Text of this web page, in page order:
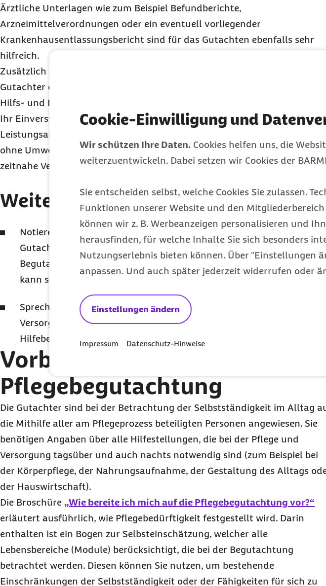
Cookie-Einwilligung und
Wir schützen Ihre Daten. Cookies helfen uns, die
weiterzuentwickeln. Dabei setzen wir Cookies der
Sie entscheiden selbst, welche Cookies Sie zulassen.
Funktionen unserer Website und den
können wir z. B. Werbeanzeigen personalisieren und
herausfinden, für welche Inhalte Sie sich besonders
Nutzungserlebnis bieten können. Über "Einstellungen
anpassen. Und auch später jederzeit widerrufen oder
Einstellungen ändern
Impressum Datenschutz-Hinweise
Ärztliche Unterlagen wie zum Beispiel Befundberichte,
Arzneimittelverordnungen oder ein eventuell vorliegender
Krankenhausentlassungsbericht sind für das Gutachten ebenfalls sehr
hilfreich.
Zusätzlich zur Feststellung, ob Pflegebedürftigkeit vorliegt, gibt der
Gutachter eine Empfehlung für die Bereiche Prävention, Rehabilitation,
Hilfs- und Pflegehilfsmittel.
Ihr Einverständnis vorausgesetzt kann diese Empfehlung direkt als
Leistungsantrag gesehen werden. Erforderliche Leistungen werden dann
ohne Umwege beantragt, und Ihre Barmer kann eine optimale und
zeitnahe Versorgung sicherstellen.
Weitere Tipps und Hinweise
Notieren Sie vorab Fragen, die Ihnen wichtig sind. Auch wenn die
Gutachter um einen entspannten Umgang bemüht ist: Eine
Begutachtungssituation ist immer ungewohnt und in der Aufregung
kann schnell etwas vergessen werden.
Sprechen Sie während der Begutachtung Probleme bei der
Versorgung und Pflege an. Verharmlosen oder beschönigen Sie Ihren
Hilfebedarf nicht!
Vorbereitung auf die
Pflegebegutachtung
Die Gutachter sind bei der Betrachtung der Selbstständigkeit im Alltag
die Mithilfe aller am Pflegeprozess beteiligten Personen angewiesen. Sie
benötigen Angaben über alle Hilfestellungen, die bei der Pflege und
Versorgung tagsüber und auch nachts notwendig sind (zum Beispiel bei
der Körperpflege, der Nahrungsaufnahme, der Gestaltung des Alltags
der Hauswirtschaft).
Die Broschüre „Wie bereite ich mich auf die Pflegebegutachtung vor?“
erläutert ausführlich, wie Pflegebedürftigkeit festgestellt wird. Darin
enthalten ist ein Bogen zur Selbsteinschätzung, welcher alle
Lebensbereiche (Module) berücksichtigt, die bei der Begutachtung
betrachtet werden. Diesen können Sie nutzen, um bestehende
Einschränkungen der Selbstständigkeit oder der Fähigkeiten für sich zu